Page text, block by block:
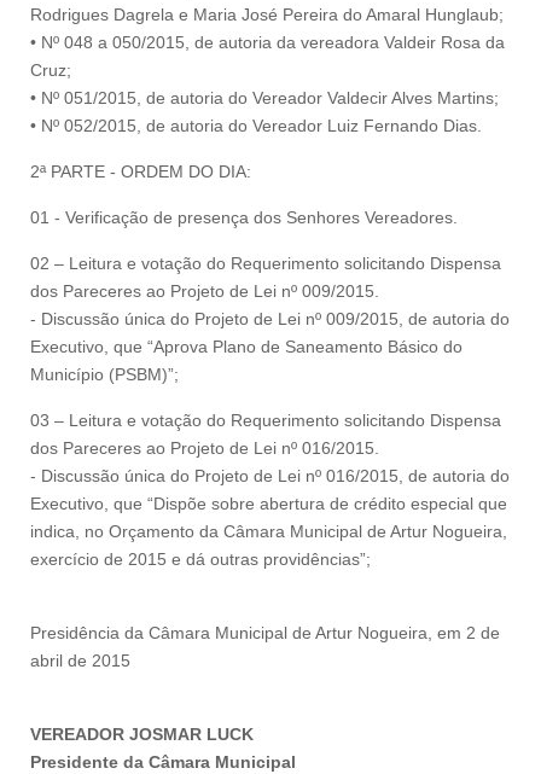
Rodrigues Dagrela e Maria José Pereira do Amaral Hunglaub;
• Nº 048 a 050/2015, de autoria da vereadora Valdeir Rosa da
Cruz;
• Nº 051/2015, de autoria do Vereador Valdecir Alves Martins;
• Nº 052/2015, de autoria do Vereador Luiz Fernando Dias.
2ª PARTE - ORDEM DO DIA:
01 - Verificação de presença dos Senhores Vereadores.
02 – Leitura e votação do Requerimento solicitando Dispensa
dos Pareceres ao Projeto de Lei nº 009/2015.
- Discussão única do Projeto de Lei nº 009/2015, de autoria do
Executivo, que “Aprova Plano de Saneamento Básico do
Município (PSBM)”;
03 – Leitura e votação do Requerimento solicitando Dispensa
dos Pareceres ao Projeto de Lei nº 016/2015.
- Discussão única do Projeto de Lei nº 016/2015, de autoria do
Executivo, que “Dispõe sobre abertura de crédito especial que
indica, no Orçamento da Câmara Municipal de Artur Nogueira,
exercício de 2015 e dá outras providências”;
Presidência da Câmara Municipal de Artur Nogueira, em 2 de
abril de 2015
VEREADOR JOSMAR LUCK
Presidente da Câmara Municipal